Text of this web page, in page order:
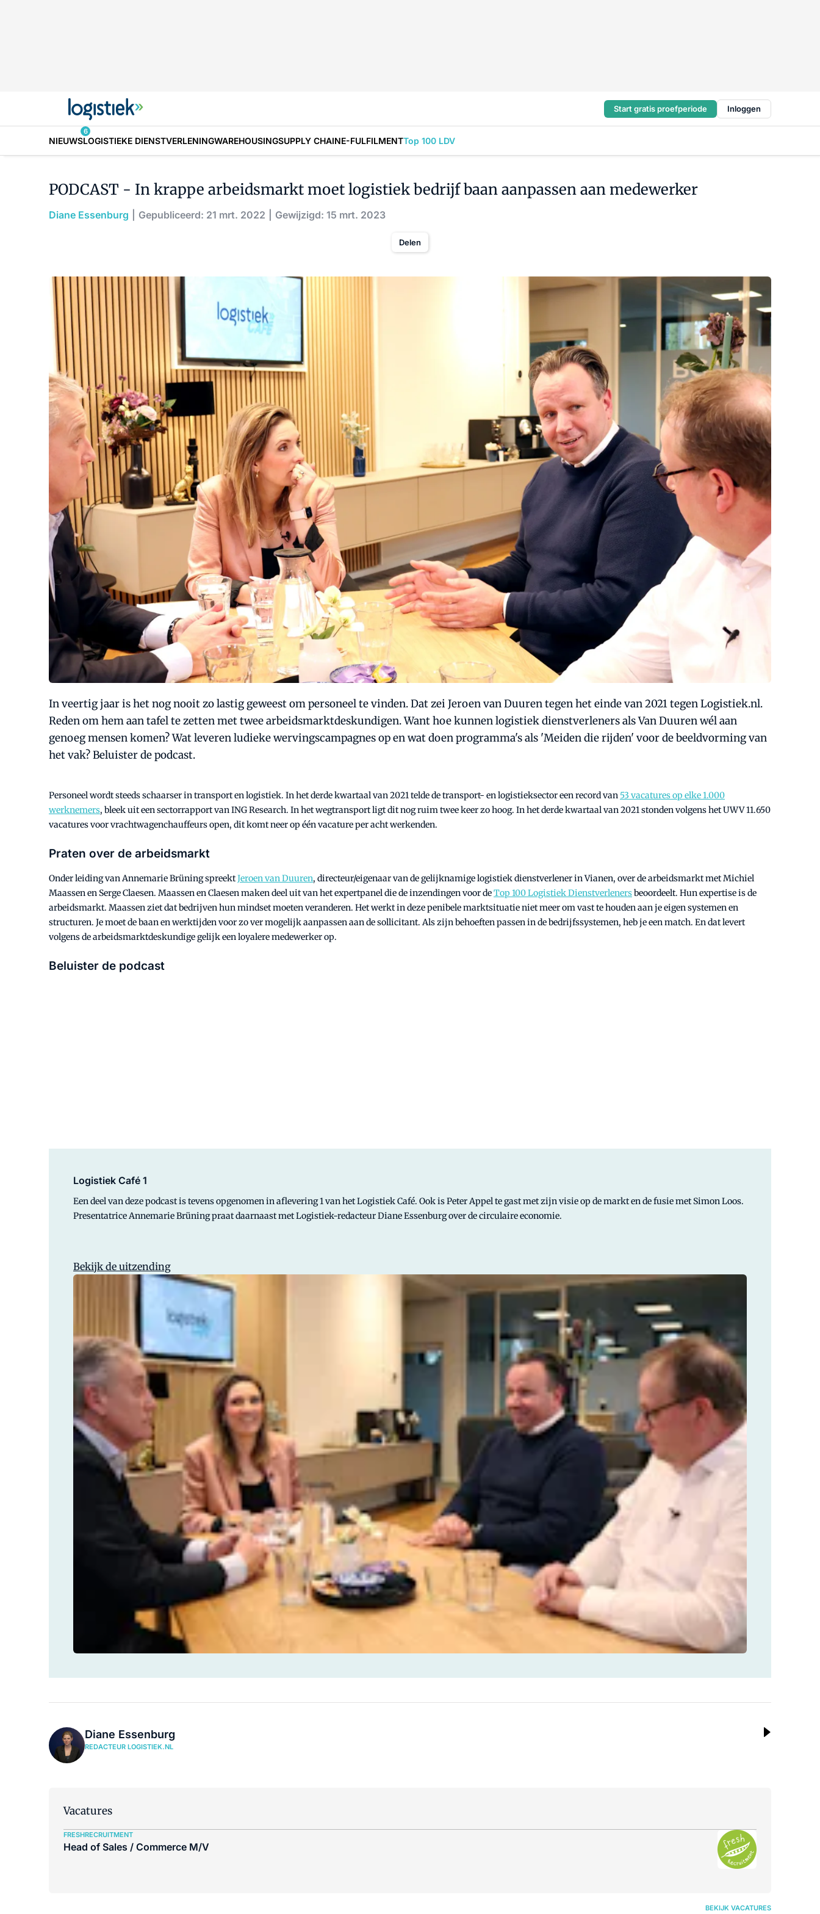
Start gratis proefperiode Inloggen
NIEUWS
6
LOGISTIEKE DIENSTVERLENINGWAREHOUSINGSUPPLY CHAINE-FULFILMENTTop 100 LDV
PODCAST - In krappe arbeidsmarkt moet logistiek bedrijf baan aanpassen aan medewerker
Diane Essenburg Gepubliceerd: 21 mrt. 2022 Gewijzigd: 15 mrt. 2023
Delen
In veertig jaar is het nog nooit zo lastig geweest om personeel te vinden. Dat zei Jeroen van Duuren tegen het einde van 2021 tegen Logistiek.nl.
Reden om hem aan tafel te zetten met twee arbeidsmarktdeskundigen. Want hoe kunnen logistiek dienstverleners als Van Duuren wél aan
genoeg mensen komen? Wat leveren ludieke wervingscampagnes op en wat doen programma's als 'Meiden die rijden' voor de beeldvorming van
het vak? Beluister de podcast.
Personeel wordt steeds schaarser in transport en logistiek. In het derde kwartaal van 2021 telde de transport- en logistieksector een record van 53 vacatures op elke 1.000
werknemers, bleek uit een sectorrapport van ING Research. In het wegtransport ligt dit nog ruim twee keer zo hoog. In het derde kwartaal van 2021 stonden volgens het UWV 11.650
vacatures voor vrachtwagenchauffeurs open, dit komt neer op één vacature per acht werkenden.
Praten over de arbeidsmarkt
Onder leiding van Annemarie Brüning spreektJeroen van Duuren, directeur/eigenaar van de gelijknamige logistiek dienstverlener in Vianen, over de arbeidsmarkt met Michiel
Maassen en Serge Claesen. Maassen en Claesen maken deel uit van het expertpanel die de inzendingen voor deTop 100 Logistiek Dienstverlenersbeoordeelt. Hun expertise is de
arbeidsmarkt. Maassen ziet dat bedrijven hun mindset moeten veranderen. Het werkt in deze penibele marktsituatie niet meer om vast te houden aan je eigen systemen en
structuren. Je moet de baan en werktijden voor zo ver mogelijk aanpassen aan de sollicitant. Als zijn behoeften passen in de bedrijfssystemen, heb je een match. En dat levert
volgens de arbeidsmarktdeskundige gelijk een loyalere medewerker op.
Beluister de podcast
Logistiek Café 1
Een deel van deze podcast is tevens opgenomen in aflevering 1 van het Logistiek Café. Ook is Peter Appel te gast met zijn visie op de markt en de fusie met Simon Loos.
Presentatrice Annemarie Brüning praat daarnaast met Logistiek-redacteur Diane Essenburg over de circulaire economie.
Bekijk de uitzending
Diane Essenburg
REDACTEUR LOGISTIEK.NL
Vacatures
FRESHRECRUITMENT
Head of Sales / Commerce M/V
BEKIJK VACATURES